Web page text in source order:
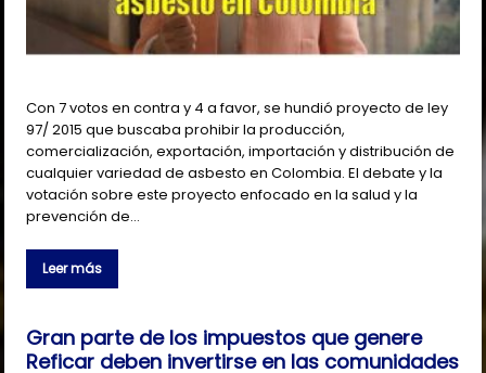
Con 7 votos en contra y 4 a favor, se hundió proyecto de ley
97/ 2015 que buscaba prohibir la producción,
comercialización, exportación, importación y distribución de
cualquier variedad de asbesto en Colombia. El debate y la
votación sobre este proyecto enfocado en la salud y la
prevención de…
Leer más
Gran parte de los impuestos que genere
Reficar deben invertirse en las comunidades